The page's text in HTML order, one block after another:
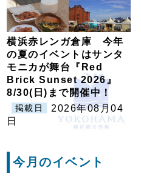
横浜赤レンガ倉庫 今年
の夏のイベントはサンタ
モニカが舞台『Red
Brick Sunset 2026』
8/30(日)まで開催中！
掲載日
2026年08月04
日
今月のイベント